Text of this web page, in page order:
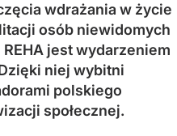
wdrażania w życie
osób niewidomych
jest wydarzeniem
niej wybitni
polskiego
społecznej.